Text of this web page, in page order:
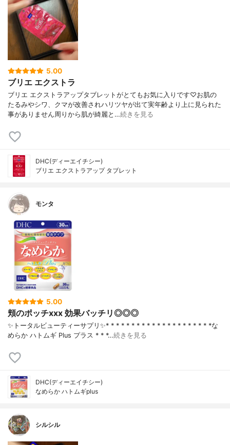
5.00
ブリエ エクストラ
ブリエ エクストラアップタブレットがとてもお気に入りです♡お肌の
たるみやシワ、クマが改善されハリツヤが出て実年齢より上に見られた
事がありません周りから肌が綺麗と…続きを見る
DHC(ディーエイチシー)
ブリエ エクストラアップ タブレット
モンタ
5.00
頬のポッチxxx 効果バッチリ◎◎◎
✨トータルビューティーサプリ✨* * * * * * * * * * * * * * * * * * * * *な
めらか ハトムギ Plus プラス * * *…続きを見る
DHC(ディーエイチシー)
なめらか ハトムギplus
シルシル